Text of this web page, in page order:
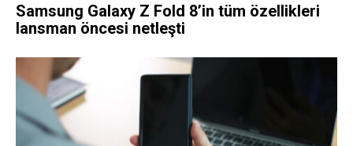
Samsung Galaxy Z Fold 8’in tüm özellikleri
lansman öncesi netleşti